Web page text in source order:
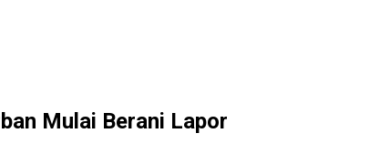
Mulai Berani Lapor